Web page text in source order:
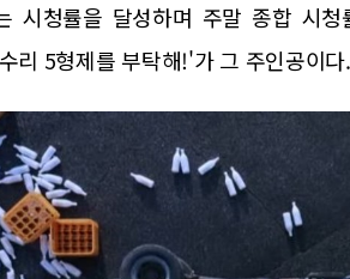
시청률을 달성하며 주말 종합 시
리 5형제를 부탁해!'가 그 주인공이다.